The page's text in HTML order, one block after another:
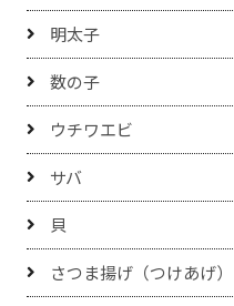
明太子
数の子
ウチワエビ
サバ
貝
さつま揚げ（つけあげ）